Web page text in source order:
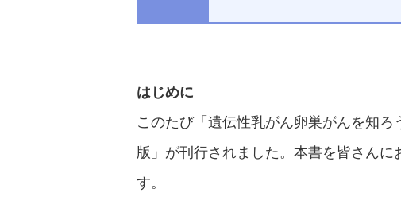
はじめに
このたび「遺伝性乳がん卵巣がんを知
版」が刊行されました。本書を皆さん
す。